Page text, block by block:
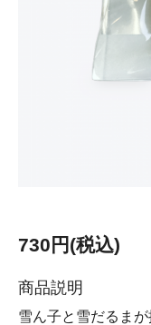
730円(税込)
商品説明
雪ん子と雪だるま